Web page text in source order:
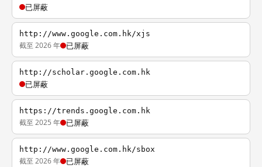
已屏蔽
http://www.google.com.hk/xjs
截至 2026 年 已屏蔽
http://scholar.google.com.hk
已屏蔽
https://trends.google.com.hk
截至 2025 年 已屏蔽
http://www.google.com.hk/sbox
截至 2026 年 已屏蔽